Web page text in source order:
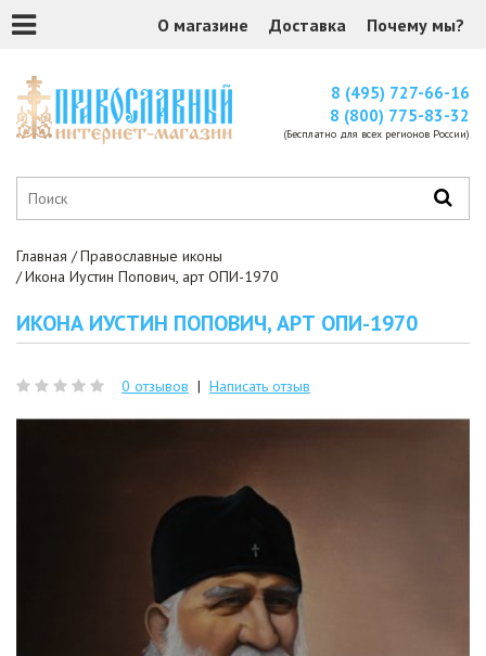
О магазине Доставка Почему мы?
8 (495) 727-66-16
8 (800) 775-83-32
(Бесплатно для всех регионов России)
Главная
Православные иконы
Икона Иустин Попович, арт ОПИ-1970
ИКОНА ИУСТИН ПОПОВИЧ, АРТ ОПИ-1970
0 отзывов | Написать отзыв